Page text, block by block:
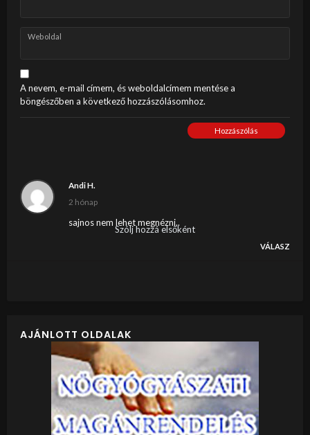
Weboldal
A nevem, e-mail címem, és weboldalcímem mentése a
böngészőben a következő hozzászólásomhoz.
Hozzászólás
Andi H.
2 hónap
sajnos nem lehet megnézni..
VÁLASZ
Szólj hozzá elsőként
AJÁNLOTT OLDALAK